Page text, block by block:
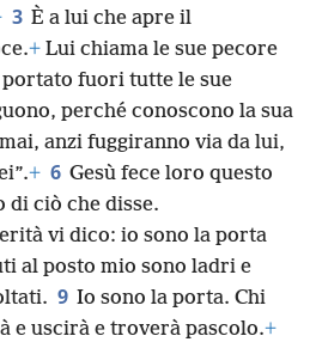
3 È a lui che apre il
+ Lui chiama le sue pecore
portato fuori tutte le sue
perché conoscono la sua
anzi fuggiranno via da lui,
+ 6 Gesù fece loro questo
di ciò che disse.
vi dico: io sono la porta
al posto mio sono ladri e
9 Io sono la porta. Chi
e uscirà e troverà pascolo.+